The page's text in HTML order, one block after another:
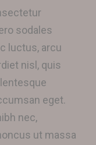
sodales
luctus, arcu
nisl, quis
eget.
nec,
ut massa